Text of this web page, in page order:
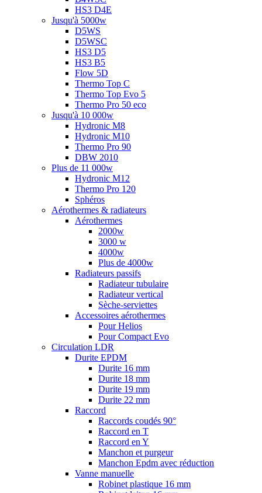
HS3 D4E
Jusqu'à 5000w
D5WS
D5WSC
HS3 D5
HS3 B5
Flow 5D
Thermo Top C
Thermo Top Evo 5
Thermo Pro 50 eco
Jusqu'à 10 000w
Hydronic M8
Hydronic M10
Thermo Pro 90
DBW 2010
Plus de 11 000w
Hydronic M12
Thermo Pro 120
Sphéros
Aérothermes & radiateurs
Aérothermes
2000w
3000 w
4000w
Plus de 4000w
Radiateurs passifs
Radiateur tubulaire
Radiateur vertical
Sèche-serviettes
Accessoires aérothermes
Pour Helios
Pour Compact Evo
Circulation LDR
Durite EPDM
Durite 16 mm
Durite 18 mm
Durite 19 mm
Durite 22 mm
Raccord
Raccords coudés 90°
Raccord en T
Raccord en Y
Manchon et purgeur
Manchon Epdm avec réduction
Vanne manuelle
Robinet plastique 16 mm